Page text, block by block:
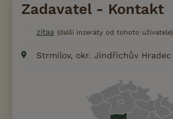
Zadavatel - Kontakt
zitaa (další inzeráty od tohoto uživatele)
Strmilov, okr. Jindřichův Hradec